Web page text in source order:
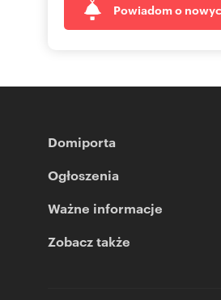
Powiadom o
Domiporta
Ogłoszenia
Ważne informacje
Zobacz także